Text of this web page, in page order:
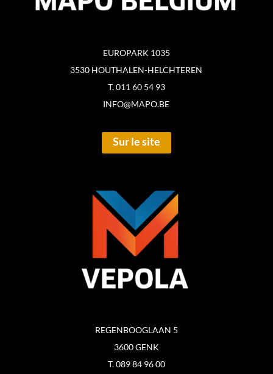
EUROPARK 1035
3530 HOUTHALEN-HELCHTEREN
T. 011 60 54 93
INFO@MAPO.BE
Sur le site
REGENBOOGLAAN 5
3600 GENK
T. 089 84 96 00